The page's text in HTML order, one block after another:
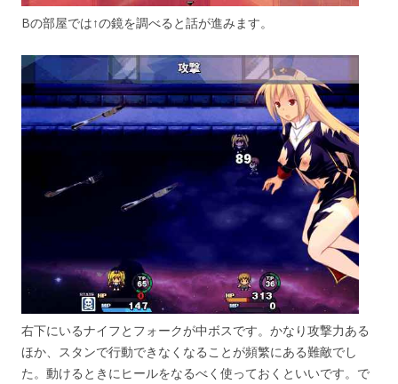
Bの部屋では↑の鏡を調べると話が進みます。
右下にいるナイフとフォークが中ボスです。かなり攻撃力ある
ほか、スタンで行動できなくなることが頻繁にある難敵でし
た。動けるときにヒールをなるべく使っておくといいです。で